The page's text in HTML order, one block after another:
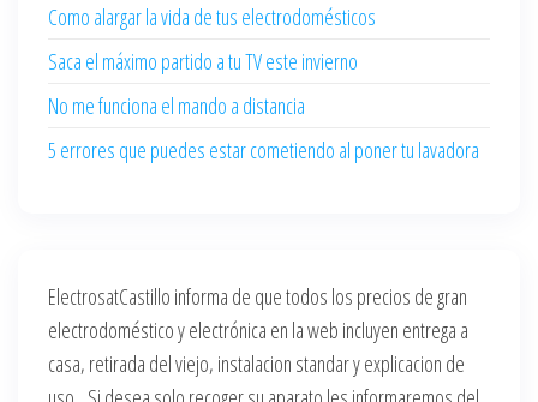
Como alargar la vida de tus electrodomésticos
Saca el máximo partido a tu TV este invierno
No me funciona el mando a distancia
5 errores que puedes estar cometiendo al poner tu lavadora
ElectrosatCastillo informa de que todos los precios de gran
electrodoméstico y electrónica en la web incluyen entrega a
casa, retirada del viejo, instalacion standar y explicacion de